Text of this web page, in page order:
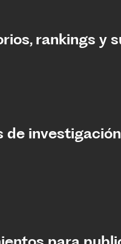
rankings y
de investigación